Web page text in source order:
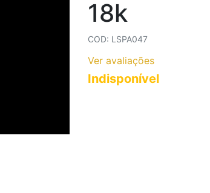
COLARES AÇO INOXIDÁVEL18k
COD: LSPA047
Ver avaliações
Indisponível